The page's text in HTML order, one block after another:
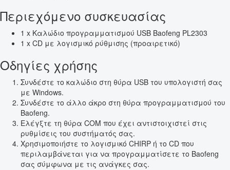
Περιεχόμενο συσκευασίας
1 x Καλώδιο προγραμματισμού USB Baofeng PL2303
1 x CD με λογισμικό ρύθμισης (προαιρετικό)
Οδηγίες χρήσης
Συνδέστε το καλώδιο στη θύρα USB του υπολογιστή σας
με Windows.
Συνδέστε το άλλο άκρο στη θύρα προγραμματισμού του
Baofeng.
Ελέγξτε τη θύρα COM που έχει αντιστοιχιστεί στις
ρυθμίσεις του συστήματός σας.
Χρησιμοποιήστε το λογισμικό CHIRP ή το CD που
περιλαμβάνεται για να προγραμματίσετε το Baofeng
σας σύμφωνα με τις ανάγκες σας.